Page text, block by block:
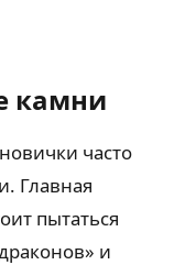
камни
часто
Главная
пытаться
и